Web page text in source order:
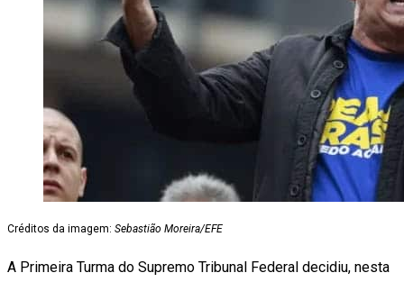
Créditos da imagem: Sebastião Moreira/EFE
A Primeira Turma do Supremo Tribunal Federal decidiu, nesta